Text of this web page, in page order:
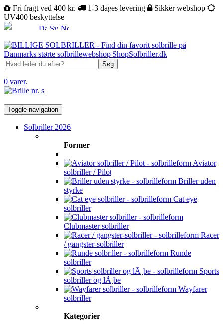
Fri fragt ved 400 kr. 1-3 dages levering
Sikker webshop
UV400 beskyttelse
Søg
0 varer.
Toggle navigation
Solbriller 2026
Former
Aviator
solbriller / Pilot
Briller uden
styrke
Cat eye
solbriller
Clubmaster solbriller
Racer
/ gangster-solbriller
Runde
solbriller
Sports
solbriller og lÃ¸be
Wayfarer
solbriller
Kategorier